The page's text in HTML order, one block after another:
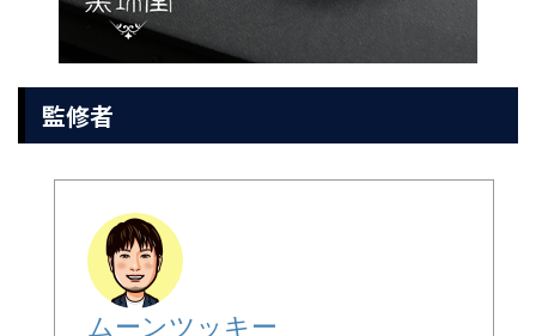
監修者
ムーンツッキー